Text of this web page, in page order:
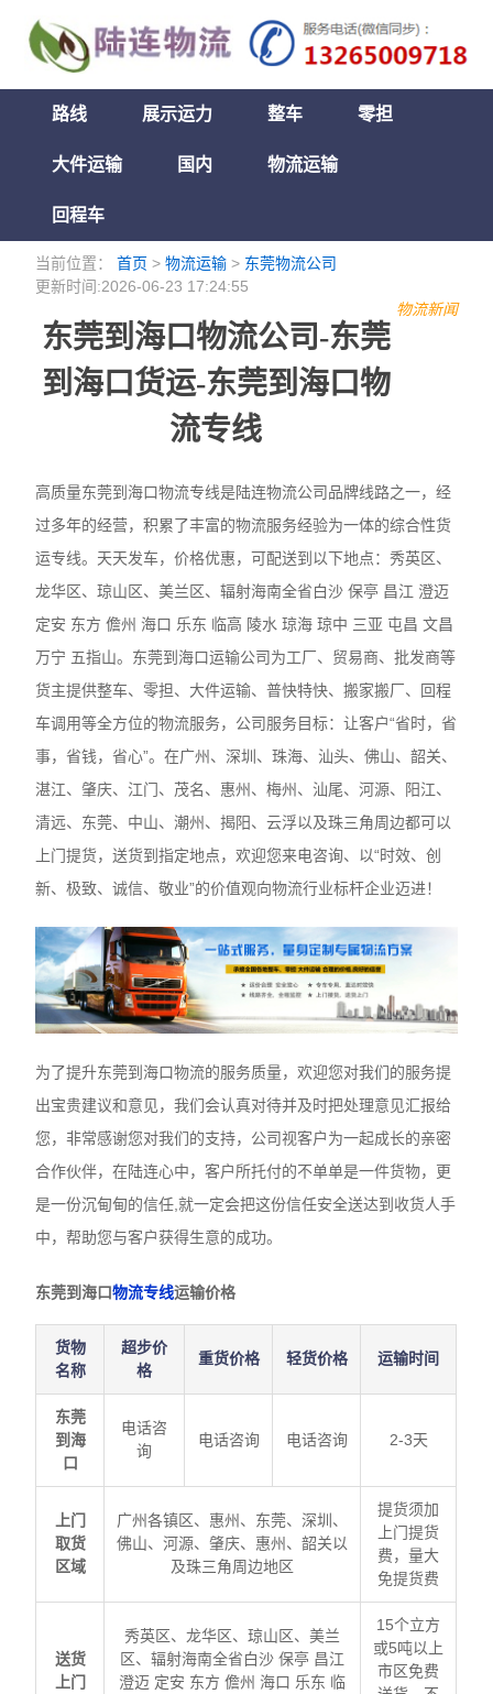
路线 展示运力 整车 零担
大件运输 国内 物流运输
回程车
当前位置：首页 >物流运输 > 东莞物流公司
更新时间:2026-06-23 17:24:55
物流新闻
东莞到海口物流公司-东莞
到海口货运-东莞到海口物
流专线
高质量东莞到海口物流专线是陆连物流公司品牌线路之一，经
过多年的经营，积累了丰富的物流服务经验为一体的综合性货
运专线。天天发车，价格优惠，可配送到以下地点：秀英区、
龙华区、琼山区、美兰区、辐射海南全省白沙 保亭 昌江 澄迈
定安 东方 儋州 海口 乐东 临高 陵水 琼海 琼中 三亚 屯昌 文昌
万宁 五指山。东莞到海口运输公司为工厂、贸易商、批发商等
货主提供整车、零担、大件运输、普快特快、搬家搬厂、回程
车调用等全方位的物流服务，公司服务目标：让客户“省时，省
事，省钱，省心”。在广州、深圳、珠海、汕头、佛山、韶关、
湛江、肇庆、江门、茂名、惠州、梅州、汕尾、河源、阳江、
清远、东莞、中山、潮州、揭阳、云浮以及珠三角周边都可以
上门提货，送货到指定地点，欢迎您来电咨询、以“时效、创
新、极致、诚信、敬业”的价值观向物流行业标杆企业迈进！
为了提升东莞到海口物流的服务质量，欢迎您对我们的服务提
出宝贵建议和意见，我们会认真对待并及时把处理意见汇报给
您，非常感谢您对我们的支持，公司视客户为一起成长的亲密
合作伙伴，在陆连心中，客户所托付的不单单是一件货物，更
是一份沉甸甸的信任,就一定会把这份信任安全送达到收货人手
中，帮助您与客户获得生意的成功。
东莞到海口物流专线运输价格
货物
名称
超步价
格
重货价格 轻货价格 运输时间
东莞
到海
口
电话咨
询
电话咨询 电话咨询 2-3天
上门
取货
区域
广州各镇区、惠州、东莞、深圳、
佛山、河源、肇庆、惠州、韶关以
及珠三角周边地区
提货须加
上门提货
费，量大
免提货费
送货
上门
秀英区、龙华区、琼山区、美兰
区、辐射海南全省白沙 保亭 昌江
澄迈 定安 东方 儋州 海口 乐东 临
15个立方
或5吨以上
市区免费